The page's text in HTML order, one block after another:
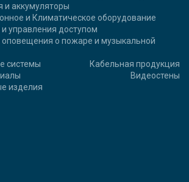
и аккумуляторы
и Климатическое оборудование
управления доступом
о пожаре и музыкальной
системы
Кабельная продукция
Видеостены
изделия